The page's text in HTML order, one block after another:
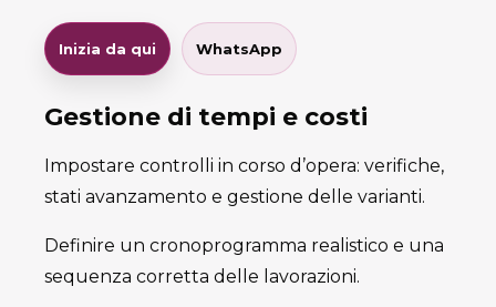
Inizia da qui WhatsApp
Gestione di tempi e costi
Impostare controlli in corso d’opera: verifiche,
stati avanzamento e gestione delle varianti.
Definire un cronoprogramma realistico e una
sequenza corretta delle lavorazioni.